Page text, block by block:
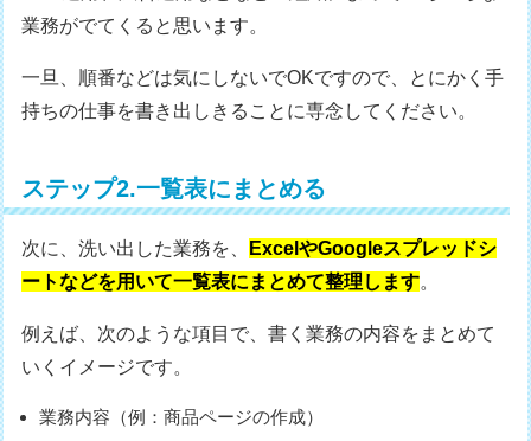
業務がでてくると思います。
一旦、順番などは気にしないでOKですので、とにかく手
持ちの仕事を書き出しきることに専念してください。
ステップ2.一覧表にまとめる
次に、洗い出した業務を、
ExcelやGoogleスプレッドシ
ートなどを用いて一覧表にまとめて整理します。
例えば、次のような項目で、書く業務の内容をまとめて
いくイメージです。
業務内容（例：商品ページの作成）